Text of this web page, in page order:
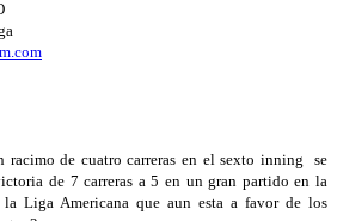
racimo de cuatro carreras en el sexto inning se
de 7 carreras a 5 en un gran partido en la
Liga Americana que aun esta a favor de los